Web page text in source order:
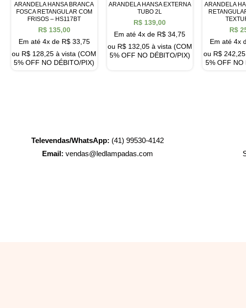
ARANDELA HANSA BRANCA
FOSCA RETANGULAR COM
FRISOS – HS117BT
R$135,00
Em até 4x de R$33,75
ou R$ 128,25 à vista (COM
5% OFF NO DÉBITO/PIX)
ARANDELA HANSA EXTERNA
TUBO 2L
R$ 139,00
Em até 4x de R$ 34,75
ou R$132,05 à vista (COM
5% OFF NO DÉBITO/PIX)
ARANDELA
R$
Em até 4x
ou R$242,25
5% OFF NO
Televendas/WhatsApp: (41) 99530-4142
Email: vendas@ledlampadas.com